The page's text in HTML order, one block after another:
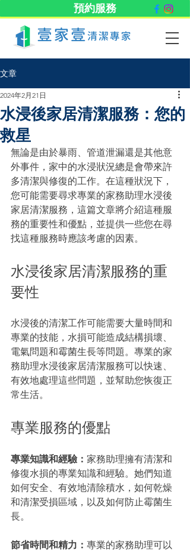
預約服務
文章
水浸後家居清潔服務：您的
救星
2024年2月21日
無論是由於暴雨、管道泄漏還是其他意
外事件，家中的水浸狀況總是會帶來許
多清潔與修復的工作。在這種狀況下，
您可能需要尋求專業的家務助理水浸後
家居清潔服務，這篇文章將介紹這種服
務的重要性和優點，並提供一些您在尋
找這種服務時應該考慮的因素。
水浸後家居清潔服務的重
要性
水浸後的清潔工作可能需要大量時間和
專業的技能，水損可能造成結構損壞、
電氣問題和霉菌生長等問題。專業的家
務助理水浸後家居清潔服務可以快速、
有效地處理這些問題，並幫助您恢復正
常生活。
專業服務的優點
專業知識和經驗： 家務助理擁有清潔和
修復水損的專業知識和經驗。她們知道
如何安全、有效地清除積水，如何乾燥
和清潔受損區域，以及如何防止霉菌生
長。
節省時間和精力： 專業的家務助理可以